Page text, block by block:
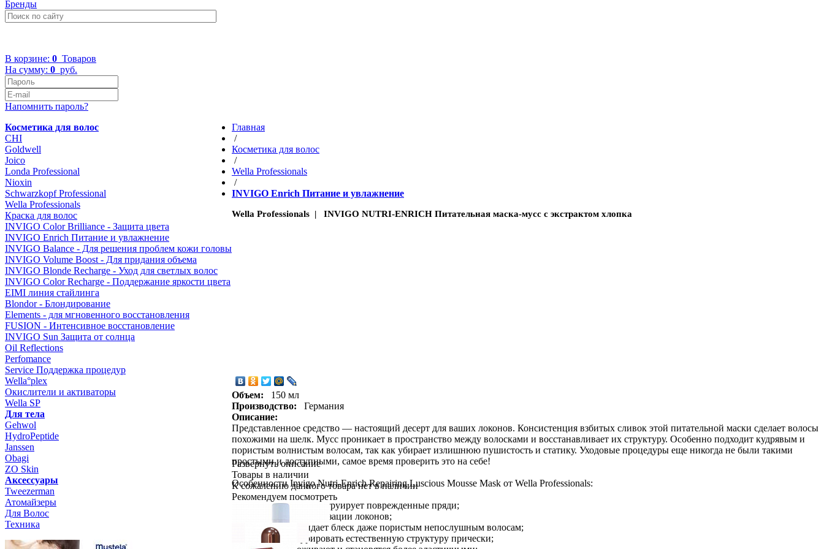
Бренды
В корзине: 0 Товаров
На сумму: 0 руб.
Напомнить пароль?
Косметика для волос
CHI
Goldwell
Joico
Londa Professional
Nioxin
Schwarzkopf Professional
Wella Professionals
Краска для волос
INVIGO Color Brilliance - Защита цвета
INVIGO Enrich Питание и увлажнение
INVIGO Balance - Для решения проблем кожи головы
INVIGO Volume Boost - Для придания объема
INVIGO Blonde Recharge - Уход для светлых волос
INVIGO Color Recharge - Поддержание яркости цвета
EIMI линия стайлинга
Blondor - Блондирование
Elements - для мгновенного восстановления
FUSION - Интенсивное восстановление
INVIGO Sun Защита от солнца
Oil Reflections
Perfomance
Service Поддержка процедур
Wella°plex
Окислители и активаторы
Wella SP
Для тела
Gehwol
HydroPeptide
Janssen
Obagi
ZO Skin
Aксессуары
Tweezerman
Атомайзеры
Для Волос
Техника
Главная
/
Косметика для волос
/
Wella Professionals
/
INVIGO Enrich Питание и увлажнение
Wella Professionals | INVIGO NUTRI-ENRICH Питательная маска-мусс с экстрактом хлопка
Объем:
150 мл
Производство:
Германия
Описание:
Представленное средство — настоящий десерт для ваших локонов. Консистенция взбитых сливок этой питательной маски сделает волосы
похожими на шелк. Мусс проникает в пространство между волосками и восстанавливает их структуру. Особенно подходит кудрявым и
пористым волнистым волосам, так как убирает излишнюю пушистость и статику. Уходовые процедуры еще никогда не были такими
простыми и доступными, самое время проверить это на себе!
Особенности Invigo Nutri-Enrich Repairing Luscious Mousse Mask от Wella Professionals:
- мусс питает и реконструирует поврежденные пряди;
- препятствует электризации локонов;
- сглаживает и придает блеск даже пористым непослушным волосам;
- помогает текстурировать естественную структуру прически;
Развернуть описание
Товары в наличии
К сожалению данного товара нет в наличии
Рекомендуем посмотреть